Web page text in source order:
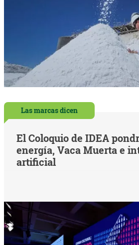
Las marcas dicen
El Coloquio de IDEA
energía, Vaca Muerta e
artificial